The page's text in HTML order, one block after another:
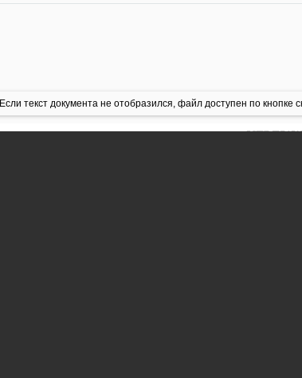
Если текст документа не отобразился, файл доступен по кнопке